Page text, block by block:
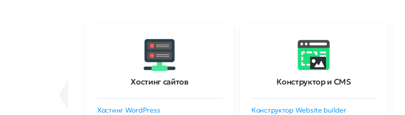
Хостинг сайтов
Хостинг WordPress
Конструктор и CMS
Конструктор Website builder